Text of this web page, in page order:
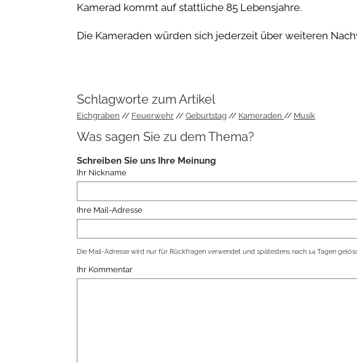
Kamerad kommt auf stattliche 85 Lebensjahre.
Die Kameraden würden sich jederzeit über weiteren
Schlagworte zum Artikel
Eichgraben Feuerwehr Geburtstag Kameraden Musik
Was sagen Sie zu dem Thema?
Schreiben Sie uns Ihre Meinung
Ihr Nickname
Ihre Mail-Adresse
Die Mail-Adresse wird nur für Rückfragen verwendet und spätestens nach 14 Tagen
Ihr Kommentar